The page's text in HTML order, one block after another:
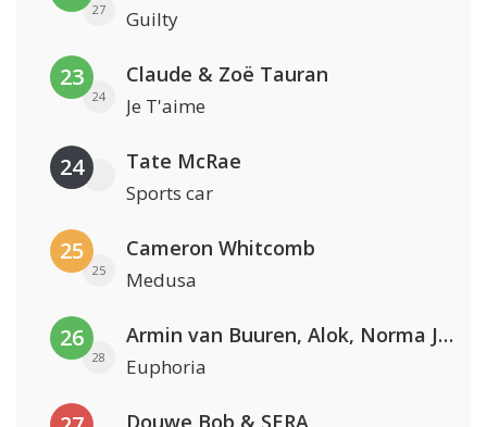
27 Guilty
23
24
Claude & Zoë Tauran
Je T'aime
24 Tate McRae
Sports car
25
25
Cameron Whitcomb
Medusa
26
28
Armin van Buuren, Alok, Norma Jean Martine & LAWRENT
Euphoria